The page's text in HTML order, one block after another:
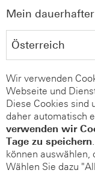
Mein
Wir verwenden
Webseite und
Diese Cookies sind
daher automatisch
verwenden wir
Tage zu speichern
können auswählen,
Wählen Sie dazu